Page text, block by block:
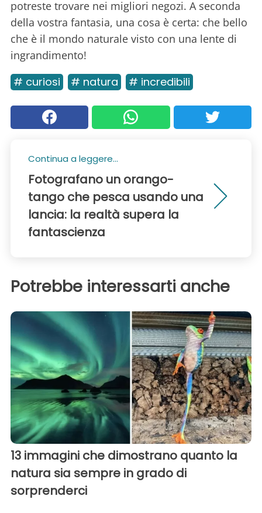
potreste trovare nei migliori negozi. A seconda
della vostra fantasia, una cosa è certa: che bello
che è il mondo naturale visto con una lente di
ingrandimento!
# curiosi # natura # incredibili
Continua a leggere...
Fotografano un orango-
tango che pesca usando una
lancia: la realtà supera la
fantascienza
Potrebbe interessarti anche
13 immagini che dimostrano quanto la
natura sia sempre in grado di
sorprenderci